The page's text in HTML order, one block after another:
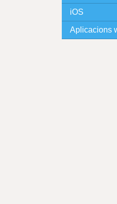
I
N
iOS
Aplicacions